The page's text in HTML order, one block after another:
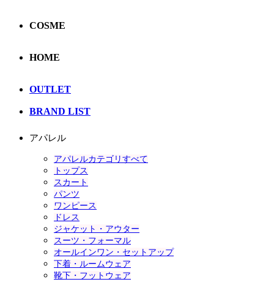
COSME
HOME
OUTLET
BRAND LIST
アパレル
アパレルカテゴリすべて
トップス
スカート
パンツ
ワンピース
ドレス
ジャケット・アウター
スーツ・フォーマル
オールインワン・セットアップ
下着・ルームウェア
靴下・フットウェア